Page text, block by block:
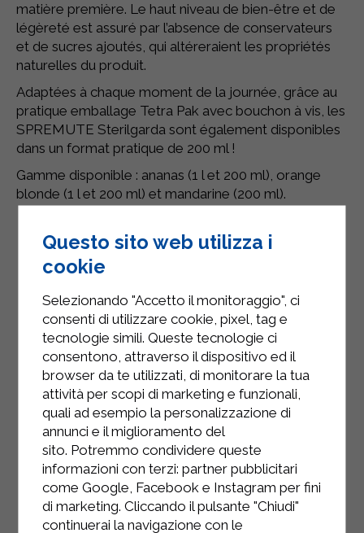
matière première. Le haut niveau de bien-être et de
légèreté est assuré par l’absence de conservateurs
et de sucres ajoutés, qui altéreraient les propriétés
naturelles du produit.
Adaptées à chaque moment de la journée, grâce au
pratique emballage Tetra Pak avec bouchon à vis, les
SPREMUTE Sterilgarda sont également disponibles
dans un format pratique de 200 ml !
Gamme disponible : ananas (1 l et 200 ml), orange
blonde (1 l et 200 ml) et mandarine (200 ml).
Questo sito web utilizza i
cookie
Selezionando "Accetto il monitoraggio", ci
consenti di utilizzare cookie, pixel, tag e
tecnologie simili. Queste tecnologie ci
consentono, attraverso il dispositivo ed il
browser da te utilizzati, di monitorare la tua
attività per scopi di marketing e funzionali,
quali ad esempio la personalizzazione di
annunci e il miglioramento del
sito. Potremmo condividere queste
informazioni con terzi: partner pubblicitari
come Google, Facebook e Instagram per fini
di marketing. Cliccando il pulsante "Chiudi"
continuerai la navigazione con le